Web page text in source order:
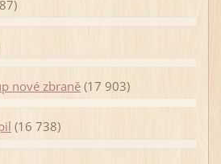
nové zbraně (17 903)
(16 738)